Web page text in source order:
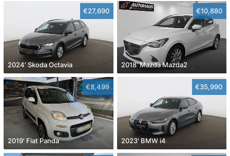
€27,690
2024' Skoda Octavia
€10,880
2018' Mazda Mazda2
€8,499
2019' Fiat Panda
€35,990
2023' BMW i4